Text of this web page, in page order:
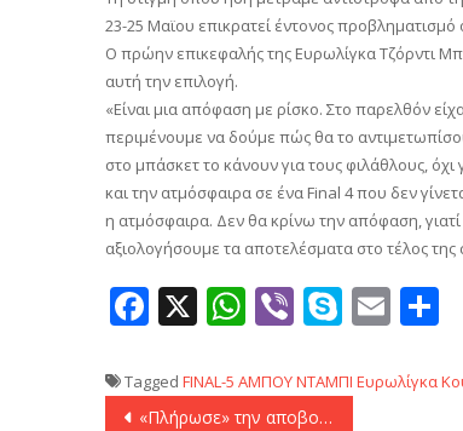
23-25 Μαϊου επικρατεί έντονος
Ο πρώην επικεφαλής της Ευρωλίγκα Τζόρντι
αυτή την επιλογή.
«Είναι μια απόφαση με ρίσκο. Στο παρελθόν
περιμένουμε να δούμε πώς θα το
στο μπάσκετ το κάνουν για τους φιλάθλους,
και την ατμόσφαιρα σε ένα Final 4 που δεν
η ατμόσφαιρα. Δεν θα κρίνω την απόφαση,
αξιολογήσουμε τα αποτελέσματα στο τέλος της
Facebook
X WhatsApp
ViberSkype
Email
Tagged FINAL-5 ΑΜΠΟΥ ΝΤΑΜΠΙ Ευρωλίγκα
Πλοήγηση
«Πλήρωσε» την αποβολή του Τζόλη η Μπριζ και ηττήθηκε από την Σταντάρ Λιέγης (1-2)